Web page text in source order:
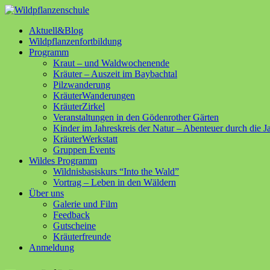
Aktuell&Blog
Wildpflanzenfortbildung
Programm
Kraut – und Waldwochenende
Kräuter – Auszeit im Baybachtal
Pilzwanderung
KräuterWanderungen
KräuterZirkel
Veranstaltungen in den Gödenrother Gärten
Kinder im Jahreskreis der Natur – Abenteuer durch die
KräuterWerkstatt
Gruppen Events
Wildes Programm
Wildnisbasiskurs “Into the Wald”
Vortrag – Leben in den Wäldern
Über uns
Galerie und Film
Feedback
Gutscheine
Kräuterfreunde
Anmeldung